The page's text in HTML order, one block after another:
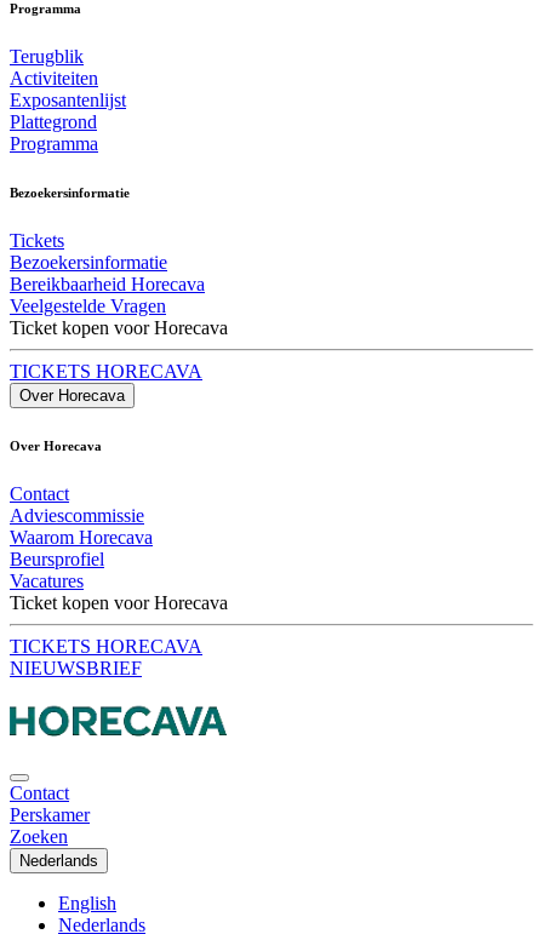
Programma
Terugblik
Activiteiten
Exposantenlijst
Plattegrond
Programma
Bezoekersinformatie
Tickets
Bezoekersinformatie
Bereikbaarheid Horecava
Veelgestelde Vragen
Ticket kopen voor Horecava
TICKETS HORECAVA
Over Horecava
Over Horecava
Contact
Adviescommissie
Waarom Horecava
Beursprofiel
Vacatures
Ticket kopen voor Horecava
TICKETS HORECAVA
NIEUWSBRIEF
Contact
Perskamer
Zoeken
Nederlands
English
Nederlands